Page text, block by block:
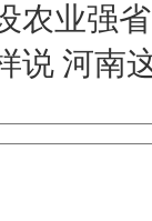
农业强
说 河南